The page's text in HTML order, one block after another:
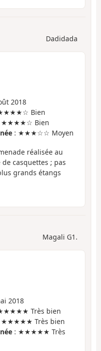
Dadidada
2018
Bien
★★★★☆ Bien
: ★★★☆☆ Moyen
réalisée au
casquettes ; pas
grands étangs
Magali G1.
2018
Très bien
★★★★★ Très bien
: ★★★★★ Très